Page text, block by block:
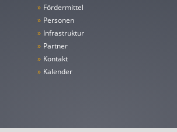
» Fördermittel
» Personen
» Infrastruktur
» Partner
» Kontakt
» Kalender